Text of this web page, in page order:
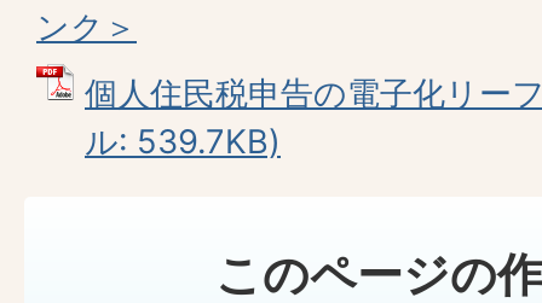
ンク＞
個人住民税申告の電子化リー
ル: 539.7KB)
このページの